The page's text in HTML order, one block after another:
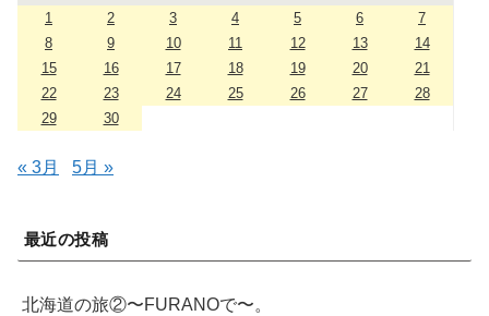
1
2 3 4 5 6
7
8
9 10 11 12 13
14
15
16 17 18 19 20
21
22
23 24 25 26 27
28
29
30
« 3月 5月 »
最近の投稿
北海道の旅②〜FURANOで〜。